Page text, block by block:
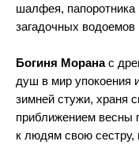
шалфея,
загадочных водоемов
Богиня Моранас
душ в мир упокоения
зимней стужи, храня
приближением весны
к людям свою